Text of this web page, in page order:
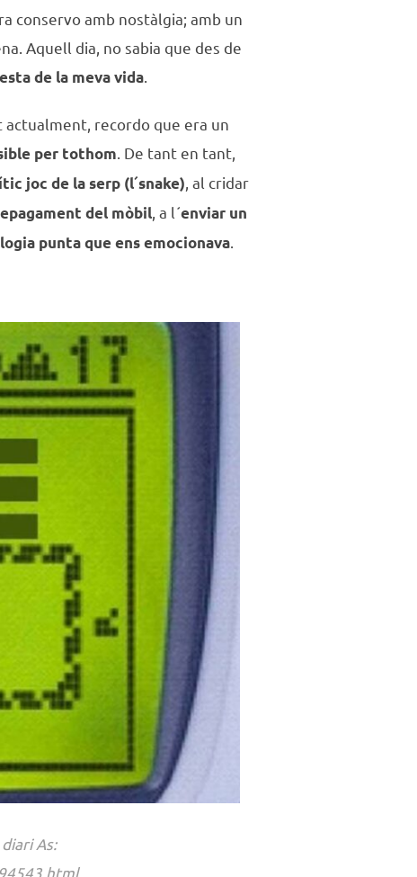
conservo amb nostàlgia; amb un
Aquell dia, no sabia que des de
de la meva vida.
recordo que era un
per tothom . De tant en tant,
joc de la serp (l´snake) , al cridar
del mòbil, a l´enviar un
punta que ens emocionava.
As: